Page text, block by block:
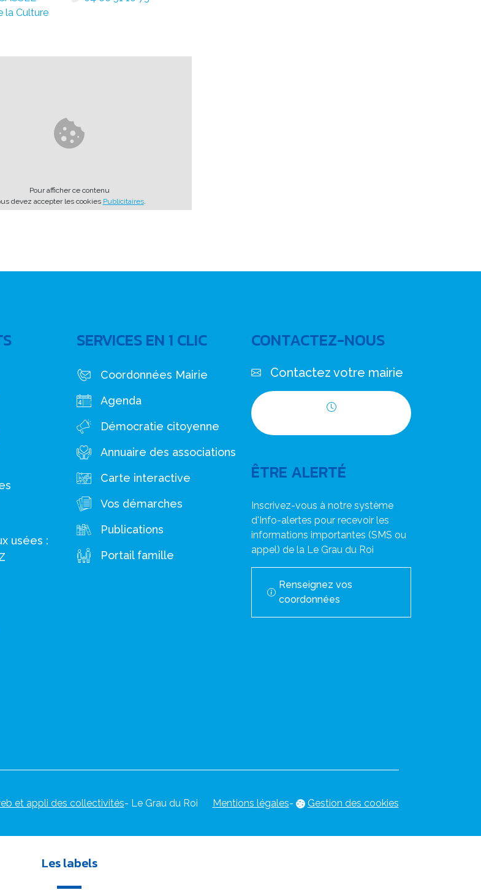
la Culture
Pour afficher ce contenu
devez accepter les cookies Publicitaires.
usées :
SERVICES EN 1 CLIC
Coordonnées Mairie
Agenda
Démocratie citoyenne
Annuaire des associations
Carte interactive
Vos démarches
Publications
Portail famille
CONTACTEZ-NOUS
Contactez votre mairie
ÊTRE ALERTÉ
Inscrivez-vous à notre système
d'Info-alertes pour recevoir les
informations importantes (SMS ou
appel) de la Le Grau du Roi
Renseignez vos
coordonnées
et appli des collectivités- Le Grau du Roi Mentions légales- Gestion des cookies
Les labels